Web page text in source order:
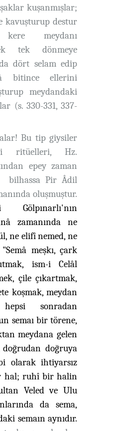
kuşanmışlar;
kavuşturup destur
meydanı
tek dönmeye
dört selam edip
bitince ellerini
meydandaki
(s. 330-331, 337-
Bu tip giysiler
ritüelleri, Hz.
epey zaman
bilhassa Pir Âdil
oluşmuştur.
Gölpınarlı'nın
zamanında ne
ne elifî nemed, ne
"Semâ meşkı, çark
ism-i Celâl
çile çıkartmak,
koşmak, meydan
sonradan
semaı bir törene,
meydana gelen
doğruya
olarak ihtiyarsız
hal; ruhî bir halin
Veled ve Ulu
da sema,
semaın aynıdır.